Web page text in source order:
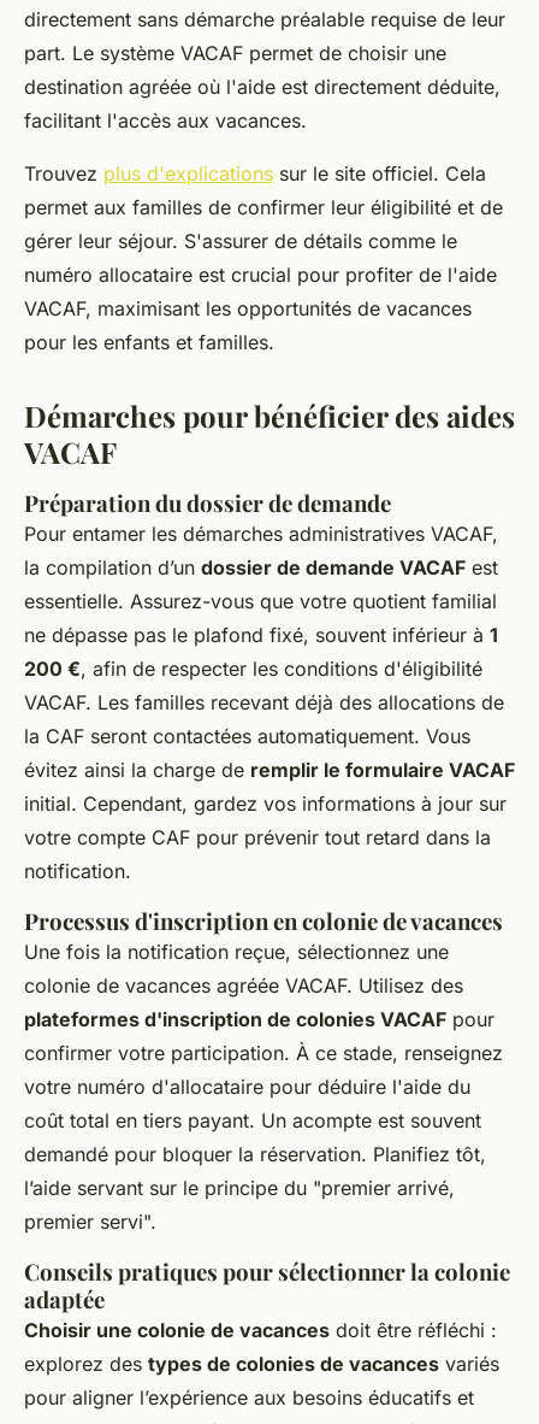
directement sans démarche préalable requise de leur
part. Le système VACAF permet de choisir une
destination agréée où l'aide est directement déduite,
facilitant l'accès aux vacances.
Trouvez plus d'explications sur le site officiel. Cela
permet aux familles de confirmer leur éligibilité et de
gérer leur séjour. S'assurer de détails comme le
numéro allocataire est crucial pour profiter de l'aide
VACAF, maximisant les opportunités de vacances
pour les enfants et familles.
Démarches pour bénéficier des aides
VACAF
Préparation du dossier de demande
Pour entamer les démarches administratives VACAF,
la compilation d’un dossier de demande VACAF est
essentielle. Assurez-vous que votre quotient familial
ne dépasse pas le plafond fixé, souvent inférieur à 1
200 €, afin de respecter les conditions d'éligibilité
VACAF. Les familles recevant déjà des allocations de
la CAF seront contactées automatiquement. Vous
évitez ainsi la charge de remplir le formulaire VACAF
initial. Cependant, gardez vos informations à jour sur
votre compte CAF pour prévenir tout retard dans la
notification.
Processus d'inscription en colonie de vacances
Une fois la notification reçue, sélectionnez une
colonie de vacances agréée VACAF. Utilisez des
plateformes d'inscription de colonies VACAF pour
confirmer votre participation. À ce stade, renseignez
votre numéro d'allocataire pour déduire l'aide du
coût total en tiers payant. Un acompte est souvent
demandé pour bloquer la réservation. Planifiez tôt,
l’aide servant sur le principe du "premier arrivé,
premier servi".
Conseils pratiques pour sélectionner la colonie
adaptée
Choisir une colonie de vacances doit être réfléchi :
explorez des types de colonies de vacances variés
pour aligner l’expérience aux besoins éducatifs et